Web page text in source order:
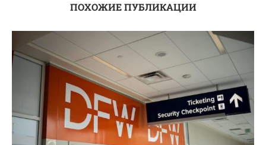
ПОХОЖИЕ ПУБЛИКАЦИИ